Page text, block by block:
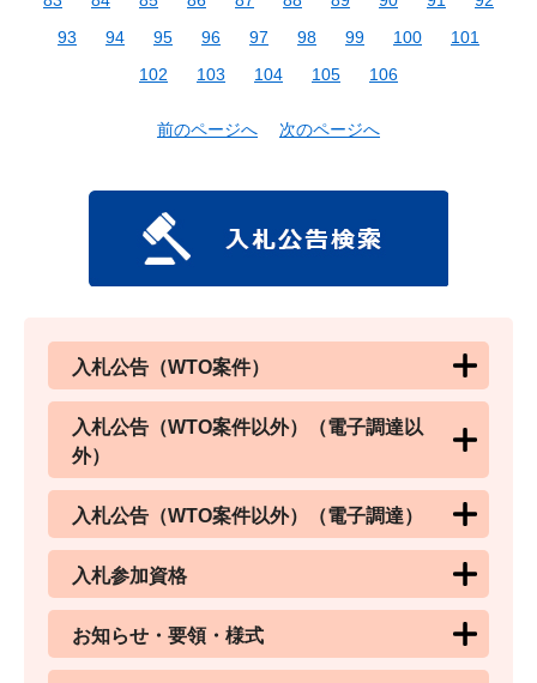
93
94 95 96 97 98 99 100
101
102
103 104 105 106
前のページへ 次のページへ
入札公告（WTO案件）
入札公告（WTO案件以外）（電子調達以
外）
入札公告（WTO案件以外）（電子調達）
入札参加資格
お知らせ・要領・様式